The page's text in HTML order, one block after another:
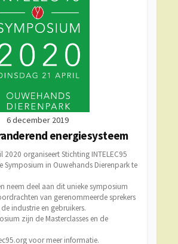
6 december 2019
energiesysteem
organiseert Stichting INTELEC95
Symposium in Ouwehands Dierenpark te
neem deel aan dit unieke symposium
van gerenommeerde sprekers
industrie en gebruikers.
zijn de Masterclasses en de
voor meer informatie.